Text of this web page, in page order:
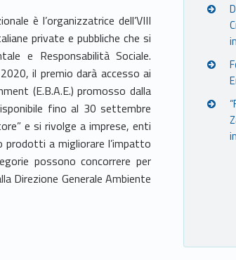
è l’organizzatrice dell’VIII
private e pubbliche che si
e Responsabilità Sociale.
il premio darà accesso ai
(E.B.A.E.) promosso dalla
fino al 30 settembre
e si rivolge a imprese, enti
a migliorare l’impatto
possono concorrere per
Direzione Generale Ambiente